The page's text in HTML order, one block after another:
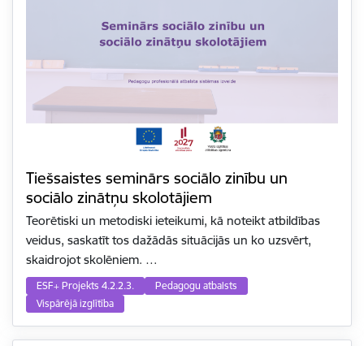
Tiešsaistes seminārs sociālo zinību un
sociālo zinātņu skolotājiem
Teorētiski un metodiski ieteikumi, kā noteikt atbildības
veidus, saskatīt tos dažādās situācijās un ko uzsvērt,
skaidrojot skolēniem. …
ESF+ Projekts 4.2.2.3.
Pedagogu atbalsts
Vispārējā izglītība